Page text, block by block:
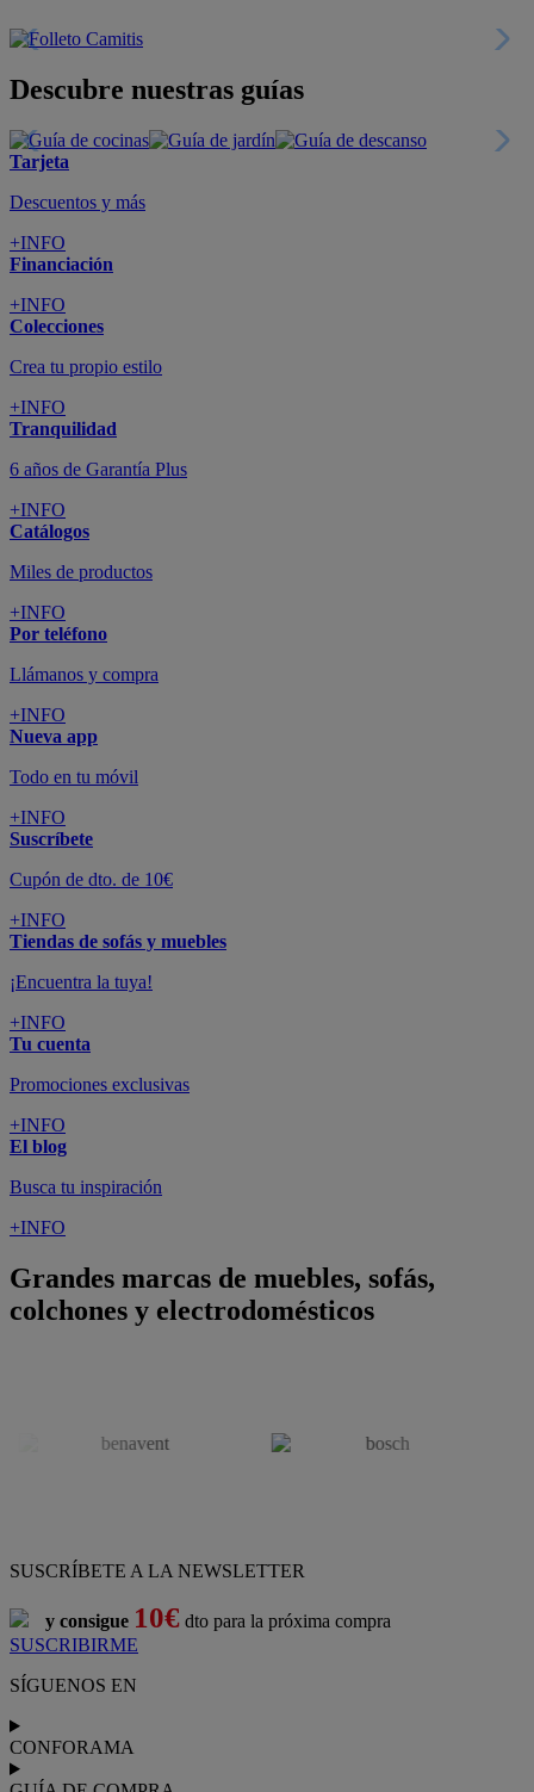
Descubre nuestras guías
Tarjeta
Descuentos y más
+INFO
Financiación
+INFO
Colecciones
Crea tu propio estilo
+INFO
Tranquilidad
6 años de Garantía Plus
+INFO
Catálogos
Miles de productos
+INFO
Por teléfono
Llámanos y compra
+INFO
Nueva app
Todo en tu móvil
+INFO
Suscríbete
Cupón de dto. de 10€
+INFO
Tiendas de sofás y muebles
¡Encuentra la tuya!
+INFO
Tu cuenta
Promociones exclusivas
+INFO
El blog
Busca tu inspiración
+INFO
Grandes marcas de muebles, sofás,
colchones y electrodomésticos
SUSCRÍBETE A LA NEWSLETTER
y consigue 10€ dto para la próxima compra
SUSCRIBIRME
SÍGUENOS EN
CONFORAMA